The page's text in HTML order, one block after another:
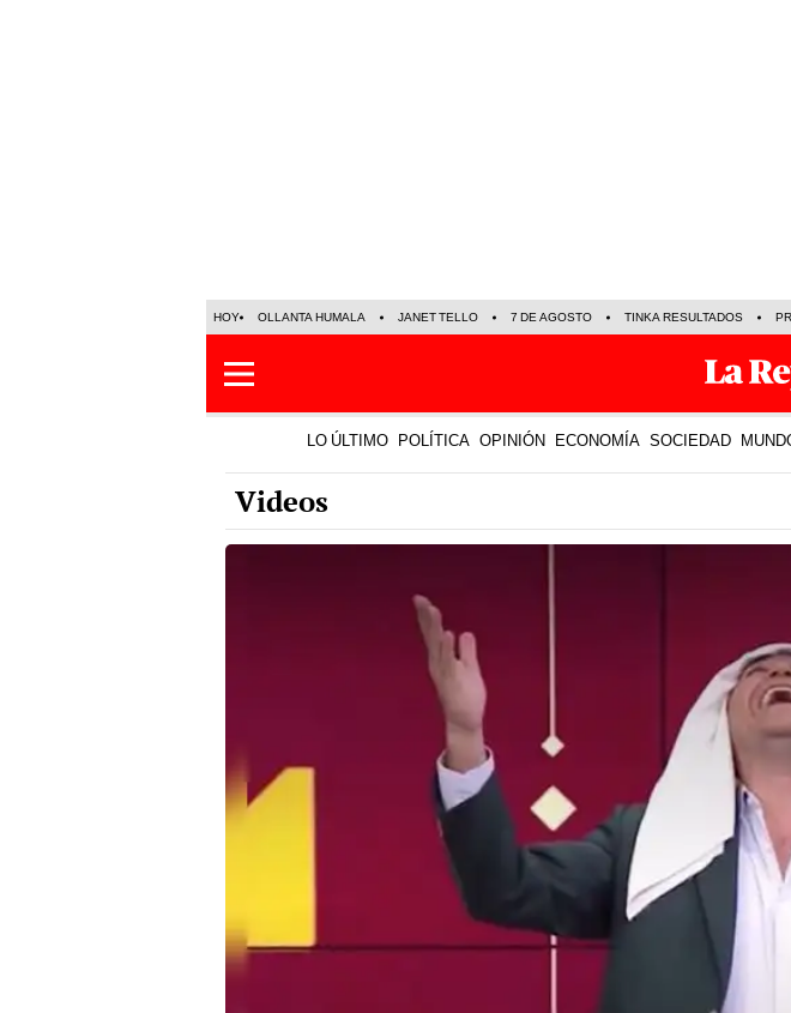
HOY OLLANTA HUMALA JANET TELLO 7 DE AGOSTO TINKA RESULTADOS
LO ÚLTIMO POLÍTICA OPINIÓN ECONOMÍA SOCIEDAD
Videos